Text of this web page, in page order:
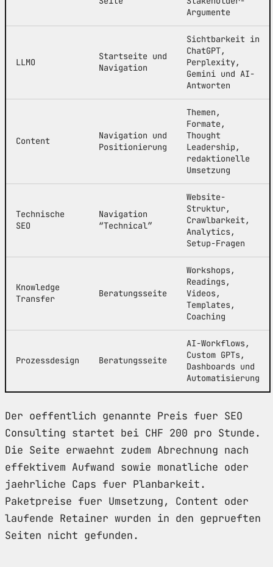
Argumente
LLMO
Startseite und
Navigation
Sichtbarkeit in
ChatGPT,
Perplexity,
Gemini und AI-
Antworten
Content
Navigation und
Positionierung
Themen,
Formate,
Thought
Leadership,
redaktionelle
Umsetzung
Technische
SEO
Navigation
“Technical”
Website-
Struktur,
Crawlbarkeit,
Analytics,
Setup-Fragen
Knowledge
Transfer
Beratungsseite
Workshops,
Readings,
Videos,
Templates,
Coaching
Prozessdesign Beratungsseite
AI-Workflows,
Custom GPTs,
Dashboards und
Automatisierung
Der oeffentlich genannte Preis fuer SEO
Consulting startet bei CHF 200 pro Stunde.
Die Seite erwaehnt zudem Abrechnung nach
effektivem Aufwand sowie monatliche oder
jaehrliche Caps fuer Planbarkeit.
Paketpreise fuer Umsetzung, Content oder
laufende Retainer wurden in den geprueften
Seiten nicht gefunden.